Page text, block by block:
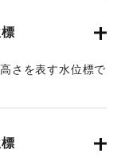
市耶馬溪町平田地
る甚大な被害を
さを表す水位標で
る。